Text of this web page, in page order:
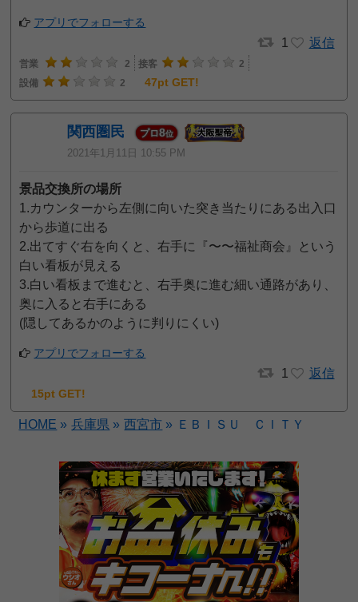
アプリでフォローする
1 返信
営業 2 接客
2
設備
2 47pt GET!
関西圏民 プロ8位
2021年1月11日 10:55 PM
景品交換所の場所
1.カウンターから左側に向いた突き当たりにある出入口
から歩道に出る
2.出てすぐ右を向くと、右手に『〜〜福祉商会』という
白い看板が見える
3.白い看板まで進むと、右手奥に進む細い通路があり、
奥に入ると右手にある
(隠してあるかのように判りにくい)
アプリでフォローする
1 返信
15pt GET!
HOME » 兵庫県 » 西宮市 » ＥＢＩＳＵ ＣＩＴＹ